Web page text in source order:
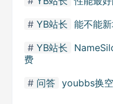
YB站长 能不能
YB站长
费
问答 youbbs换空